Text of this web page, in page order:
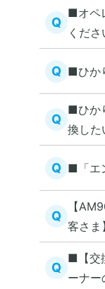
Q
■オペ
くださ
Q ■ひか
Q
■ひか
換した
Q ■「エ
Q
【
客さま
Q
■【交
ーナ